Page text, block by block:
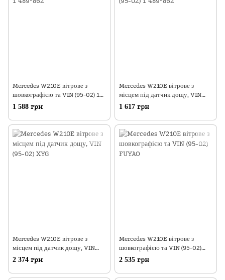
Mercedes W210E вітрове з
шовкографією та VIN (95-02) 1
489*862
1 588 грн
Mercedes W210E вітрове з
місцем під датчик дощу, VIN
(95-02) 1 489*862
1 617 грн
Mercedes W210E вітрове з
місцем під датчик дощу, VIN
(95-02) XYG
2 374 грн
Mercedes W210E вітрове з
шовкографією та VIN (95-02)
FUYAO
2 535 грн